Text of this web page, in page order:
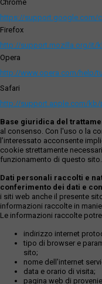
procedura esecutiva.
trascrizione dell’atto
06/07/1974 al n.
predetti beni
tutte le zone in
metri, destinata
inizio dalla via Vicinale
guardando il terreno
costituita servitù
elettrodotto,
fondo diviso.”.
di trascrizione reg.
espressamente
esecuzione ancorché
tutto come meglio
descritto
problematica e/o
evidenziato e meglio
nell’elaborato peritale
vincoli, oneri, servitù
o dipendente dalla
gli oneri e costi che
delle intestazioni
cura e spese
Chrome
https://support.google.com/
Firefox
http://support.mozilla.org/it/
Opera
http://www.opera.com/help/
Safari
http://support.apple.com/kb/
Base giuridica del
al consenso. Con l'uso o la
l’interessato acconsente
cookie strettamente
funzionamento di questo sito.
Dati personali raccolti e
conferimento dei dati e
i siti web anche il presente
informazioni raccolte in
Le informazioni raccolte
indirizzo internet
tipo di browser e
sito;
nome dell'internet
data e orario di visita;
pagina web di